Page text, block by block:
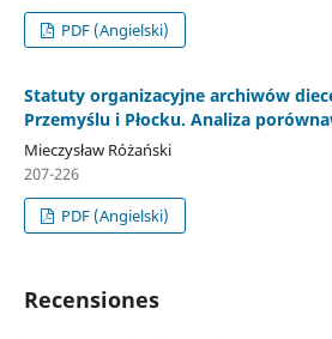
PDF (Angielski)
Statuty organizacyjne archiwów
Przemyślu i Płocku. Analiza
Mieczysław Różański
207-226
PDF (Angielski)
Recensiones